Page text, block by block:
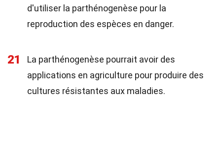
d'utiliser la parthénogenèse pour la
reproduction des espèces en danger.
21
La parthénogenèse pourrait avoir des
applications en agriculture pour produire des
cultures résistantes aux maladies.